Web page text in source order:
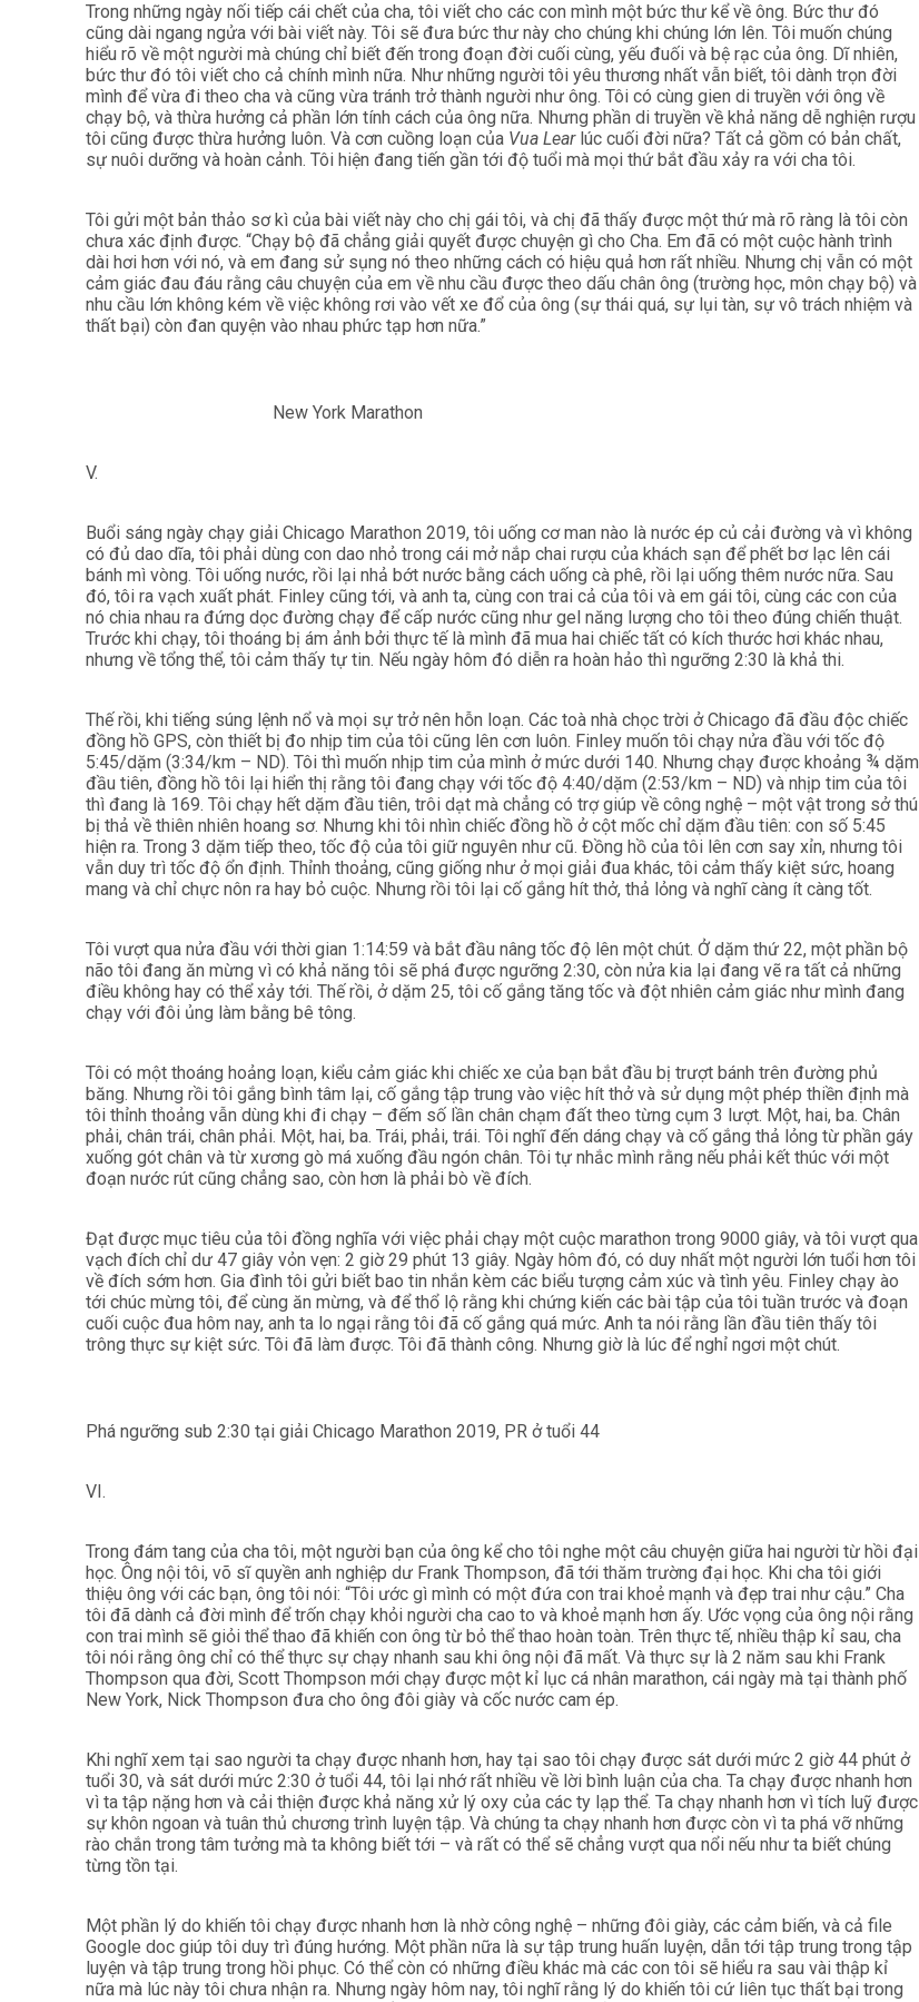
Trong những ngày nối tiếp cái chết của cha, tôi viết cho các con mình một bức thư kể về ông. Bức thư đó
cũng dài ngang ngửa với bài viết này. Tôi sẽ đưa bức thư này cho chúng khi chúng lớn lên. Tôi muốn chúng
hiểu rõ về một người mà chúng chỉ biết đến trong đoạn đời cuối cùng, yếu đuối và bệ rạc của ông. Dĩ nhiên,
bức thư đó tôi viết cho cả chính mình nữa. Như những người tôi yêu thương nhất vẫn biết, tôi dành trọn đời
mình để vừa đi theo cha và cũng vừa tránh trở thành người như ông. Tôi có cùng gien di truyền với ông về
chạy bộ, và thừa hưởng cả phần lớn tính cách của ông nữa. Nhưng phần di truyền về khả năng dễ nghiện rượu
tôi cũng được thừa hưởng luôn. Và cơn cuồng loạn của Vua Learlúc cuối đời nữa? Tất cả gồm có bản chất,
sự nuôi dưỡng và hoàn cảnh. Tôi hiện đang tiến gần tới độ tuổi mà mọi thứ bắt đầu xảy ra với cha tôi.
Tôi gửi một bản thảo sơ kì của bài viết này cho chị gái tôi, và chị đã thấy được một thứ mà rõ ràng là tôi còn
chưa xác định được. “Chạy bộ đã chẳng giải quyết được chuyện gì cho Cha. Em đã có một cuộc hành trình
dài hơi hơn với nó, và em đang sử sụng nó theo những cách có hiệu quả hơn rất nhiều. Nhưng chị vẫn có một
cảm giác đau đáu rằng câu chuyện của em về nhu cầu được theo dấu chân ông (trường học, môn chạy bộ) và
nhu cầu lớn không kém về việc không rơi vào vết xe đổ của ông (sự thái quá, sự lụi tàn, sự vô trách nhiệm và
thất bại) còn đan quyện vào nhau phức tạp hơn nữa.”
New York Marathon
V.
Buổi sáng ngày chạy giải Chicago Marathon 2019, tôi uống cơ man nào là nước ép củ cải đường và vì không
có đủ dao dĩa, tôi phải dùng con dao nhỏ trong cái mở nắp chai rượu của khách sạn để phết bơ lạc lên cái
bánh mì vòng. Tôi uống nước, rồi lại nhả bớt nước bằng cách uống cà phê, rồi lại uống thêm nước nữa. Sau
đó, tôi ra vạch xuất phát. Finley cũng tới, và anh ta, cùng con trai cả của tôi và em gái tôi, cùng các con của
nó chia nhau ra đứng dọc đường chạy để cấp nước cũng như gel năng lượng cho tôi theo đúng chiến thuật.
Trước khi chạy, tôi thoáng bị ám ảnh bởi thực tế là mình đã mua hai chiếc tất có kích thước hơi khác nhau,
nhưng về tổng thể, tôi cảm thấy tự tin. Nếu ngày hôm đó diễn ra hoàn hảo thì ngưỡng 2:30 là khả thi.
Thế rồi, khi tiếng súng lệnh nổ và mọi sự trở nên hỗn loạn. Các toà nhà chọc trời ở Chicago đã đầu độc chiếc
đồng hồ GPS, còn thiết bị đo nhịp tim của tôi cũng lên cơn luôn. Finley muốn tôi chạy nửa đầu với tốc độ
5:45/dặm (3:34/km – ND). Tôi thì muốn nhịp tim của mình ở mức dưới 140. Nhưng chạy được khoảng ¾ dặm
đầu tiên, đồng hồ tôi lại hiển thị rằng tôi đang chạy với tốc độ 4:40/dặm (2:53/km – ND) và nhịp tim của tôi
thì đang là 169. Tôi chạy hết dặm đầu tiên, trôi dạt mà chẳng có trợ giúp về công nghệ – một vật trong sở thú
bị thả về thiên nhiên hoang sơ. Nhưng khi tôi nhìn chiếc đồng hồ ở cột mốc chỉ dặm đầu tiên: con số 5:45
hiện ra. Trong 3 dặm tiếp theo, tốc độ của tôi giữ nguyên như cũ. Đồng hồ của tôi lên cơn say xỉn, nhưng tôi
vẫn duy trì tốc độ ổn định. Thỉnh thoảng, cũng giống như ở mọi giải đua khác, tôi cảm thấy kiệt sức, hoang
mang và chỉ chực nôn ra hay bỏ cuộc. Nhưng rồi tôi lại cố gắng hít thở, thả lỏng và nghĩ càng ít càng tốt.
Tôi vượt qua nửa đầu với thời gian 1:14:59 và bắt đầu nâng tốc độ lên một chút. Ở dặm thứ 22, một phần bộ
não tôi đang ăn mừng vì có khả năng tôi sẽ phá được ngưỡng 2:30, còn nửa kia lại đang vẽ ra tất cả những
điều không hay có thể xảy tới. Thế rồi, ở dặm 25, tôi cố gắng tăng tốc và đột nhiên cảm giác như mình đang
chạy với đôi ủng làm bằng bê tông.
Tôi có một thoáng hoảng loạn, kiểu cảm giác khi chiếc xe của bạn bắt đầu bị trượt bánh trên đường phủ
băng. Nhưng rồi tôi gắng bình tâm lại, cố gắng tập trung vào việc hít thở và sử dụng một phép thiền định mà
tôi thỉnh thoảng vẫn dùng khi đi chạy – đếm số lần chân chạm đất theo từng cụm 3 lượt. Một, hai, ba. Chân
phải, chân trái, chân phải. Một, hai, ba. Trái, phải, trái. Tôi nghĩ đến dáng chạy và cố gắng thả lỏng từ phần gáy
xuống gót chân và từ xương gò má xuống đầu ngón chân. Tôi tự nhắc mình rằng nếu phải kết thúc với một
đoạn nước rút cũng chẳng sao, còn hơn là phải bò về đích.
Đạt được mục tiêu của tôi đồng nghĩa với việc phải chạy một cuộc marathon trong 9000 giây, và tôi vượt qua
vạch đích chỉ dư 47 giây vỏn vẹn: 2 giờ 29 phút 13 giây. Ngày hôm đó, có duy nhất một người lớn tuổi hơn tôi
về đích sớm hơn. Gia đình tôi gửi biết bao tin nhắn kèm các biểu tượng cảm xúc và tình yêu. Finley chạy ào
tới chúc mừng tôi, để cùng ăn mừng, và để thổ lộ rằng khi chứng kiến các bài tập của tôi tuần trước và đoạn
cuối cuộc đua hôm nay, anh ta lo ngại rằng tôi đã cố gắng quá mức. Anh ta nói rằng lần đầu tiên thấy tôi
trông thực sự kiệt sức. Tôi đã làm được. Tôi đã thành công. Nhưng giờ là lúc để nghỉ ngơi một chút.
Phá ngưỡng sub 2:30 tại giải Chicago Marathon 2019, PR ở tuổi 44
VI.
Trong đám tang của cha tôi, một người bạn của ông kể cho tôi nghe một câu chuyện giữa hai người từ hồi đại
học. Ông nội tôi, võ sĩ quyền anh nghiệp dư Frank Thompson, đã tới thăm trường đại học. Khi cha tôi giới
thiệu ông với các bạn, ông tôi nói: “Tôi ước gì mình có một đứa con trai khoẻ mạnh và đẹp trai như cậu.” Cha
tôi đã dành cả đời mình để trốn chạy khỏi người cha cao to và khoẻ mạnh hơn ấy. Ước vọng của ông nội rằng
con trai mình sẽ giỏi thể thao đã khiến con ông từ bỏ thể thao hoàn toàn. Trên thực tế, nhiều thập kỉ sau, cha
tôi nói rằng ông chỉ có thể thực sự chạy nhanh sau khi ông nội đã mất. Và thực sự là 2 năm sau khi Frank
Thompson qua đời, Scott Thompson mới chạy được một kỉ lục cá nhân marathon, cái ngày mà tại thành phố
New York, Nick Thompson đưa cho ông đôi giày và cốc nước cam ép.
Khi nghĩ xem tại sao người ta chạy được nhanh hơn, hay tại sao tôi chạy được sát dưới mức 2 giờ 44 phút ở
tuổi 30, và sát dưới mức 2:30 ở tuổi 44, tôi lại nhớ rất nhiều về lời bình luận của cha. Ta chạy được nhanh hơn
vì ta tập nặng hơn và cải thiện được khả năng xử lý oxy của các ty lạp thể. Ta chạy nhanh hơn vì tích luỹ được
sự khôn ngoan và tuân thủ chương trình luyện tập. Và chúng ta chạy nhanh hơn được còn vì ta phá vỡ những
rào chắn trong tâm tưởng mà ta không biết tới – và rất có thể sẽ chẳng vượt qua nổi nếu như ta biết chúng
từng tồn tại.
Một phần lý do khiến tôi chạy được nhanh hơn là nhờ công nghệ – những đôi giày, các cảm biến, và cả file
Google doc giúp tôi duy trì đúng hướng. Một phần nữa là sự tập trung huấn luyện, dẫn tới tập trung trong tập
luyện và tập trung trong hồi phục. Có thể còn có những điều khác mà các con tôi sẽ hiểu ra sau vài thập kỉ
nữa mà lúc này tôi chưa nhận ra. Nhưng ngày hôm nay, tôi nghĩ rằng lý do khiến tôi cứ liên tục thất bại trong